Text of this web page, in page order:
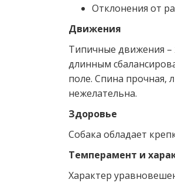
Отклонения от
Движения
Типичные движения –
длинным
поле. Спина прочная,
нежелательна.
Здоровье
Собака обладает
Темперамент и
Характер